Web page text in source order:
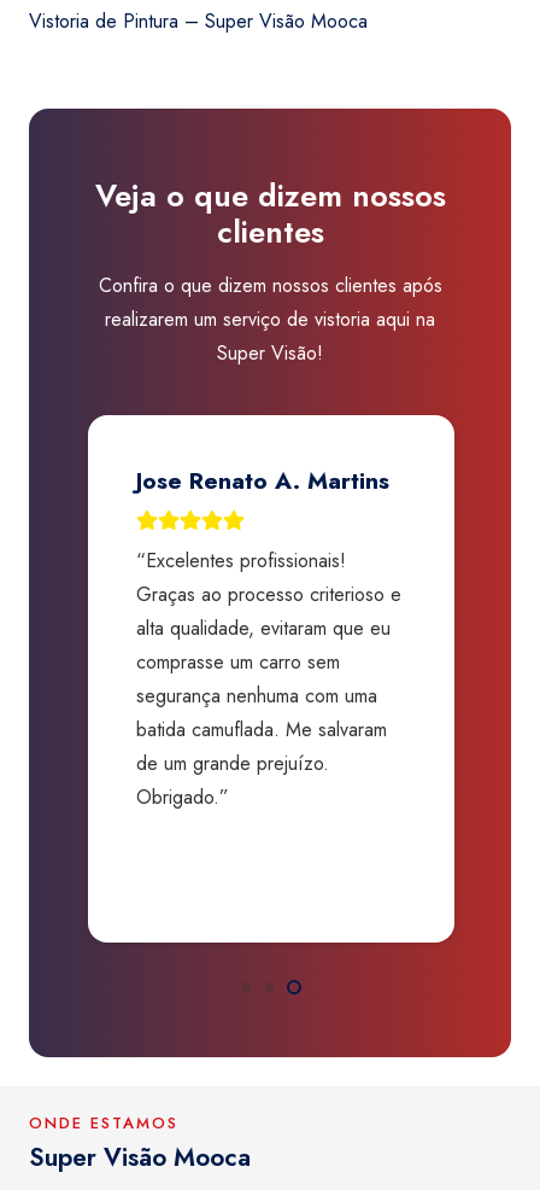
Visão
Vistoria de Pintura – Super Visão Mooca
Veja o que dizem nossos
clientes
Confira o que dizem nossos clientes após
realizarem um serviço de vistoria aqui na
Super Visão!
Jose Renato A. Martins
“Excelentes profissionais!
Graças ao processo criterioso e
alta qualidade, evitaram que eu
comprasse um carro sem
segurança nenhuma com uma
batida camuflada. Me salvaram
de um grande prejuízo.
Obrigado.”
ONDE ESTAMOS
Super Visão Mooca